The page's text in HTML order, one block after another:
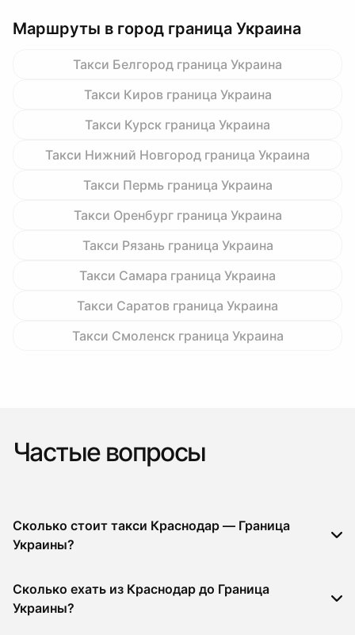
Маршруты в город граница Украина
Такси Белгород граница Украина
Такси Киров граница Украина
Такси Курск граница Украина
Такси Нижний Новгород граница Украина
Такси Пермь граница Украина
Такси Оренбург граница Украина
Такси Рязань граница Украина
Такси Самара граница Украина
Такси Саратов граница Украина
Такси Смоленск граница Украина
Частые вопросы
Сколько стоит такси Краснодар — Граница
Украины?
Сколько ехать из Краснодар до Граница
Украины?